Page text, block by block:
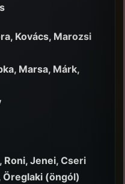
Kovács, Marozsi
Marsa, Márk,
Roni, Jenei, Cseri
(öngól)